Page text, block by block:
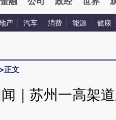
产 汽车 消费 能源 健康
>正文
｜苏州一高架